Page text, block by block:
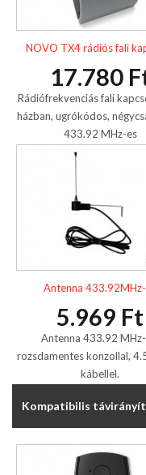
NOVO TX4 rádiós fali
17.780
Rádiófrekvenciás fali
házban, ugrókódos,
433.92 MHz-es
Antenna
5.969 Ft
Antenna 433.92
rozsdamentes konzollal,
kábellel.
Kompatibilis